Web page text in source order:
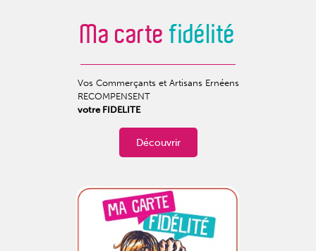
Ma carte fidélité
Vos Commerçants et Artisans Ernéens
RECOMPENSENT
votre FIDELITE
Découvrir